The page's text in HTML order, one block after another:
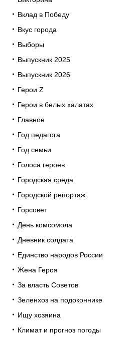
Вклад в Победу
Вкус города
Выборы
Выпускник 2025
Выпускник 2026
Герои Z
Герои в белых халатах
Главное
Год педагога
Год семьи
Голоса героев
Городская среда
Городской репортаж
Горсовет
День комсомола
Дневник солдата
Единство народов России
Жена Героя
За власть Советов
Зеленхоз на подоконнике
Ищу хозяина
Климат и прогноз погоды